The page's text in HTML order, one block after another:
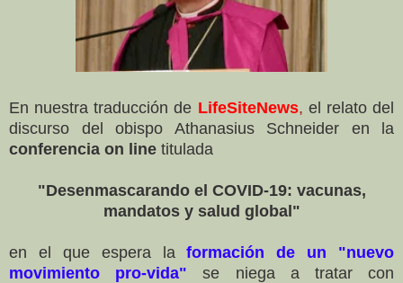
En nuestra traducción de LifeSiteNews, el relato del
discurso del obispo Athanasius Schneider en la
conferencia on line titulada
"Desenmascarando el COVID-19: vacunas,
mandatos y salud global"
en el que espera laformación de un "nuevo
movimiento pro-vida" se niega a tratar con